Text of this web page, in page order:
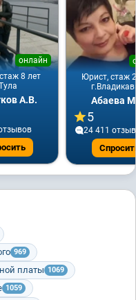
8 лет
онлайн
А.В.
Юрист, стаж
Абаева
5
24 411
969
платы 1069
1059